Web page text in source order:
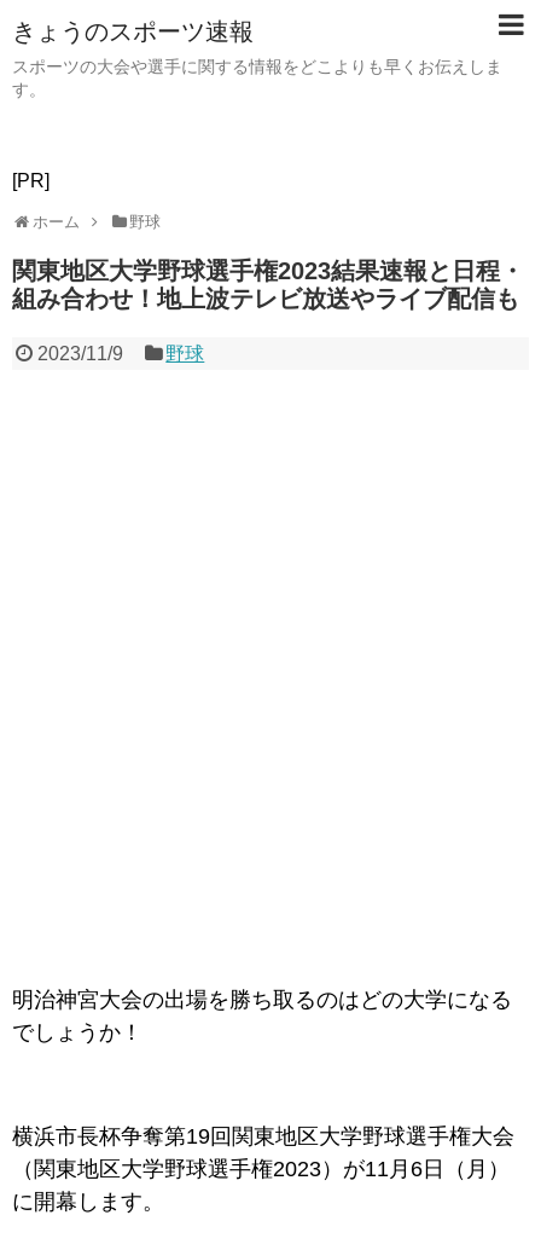
きょうのスポーツ速報
スポーツの大会や選手に関する情報をどこよりも早くお伝えしま
す。
[PR]
ホーム 野球
関東地区大学野球選手権2023結果速報と日程・
組み合わせ！地上波テレビ放送やライブ配信も
2023/11/9 野球
明治神宮大会の出場を勝ち取るのはどの大学になる
でしょうか！
横浜市長杯争奪第19回関東地区大学野球選手権大会
（関東地区大学野球選手権2023）が11月6日（月）
に開幕します。